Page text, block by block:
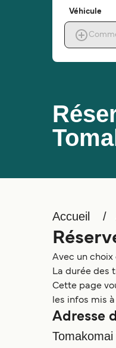
Véhicule
Accueil
Avec un choix
La durée des
Cette page
les infos mis
Adresse